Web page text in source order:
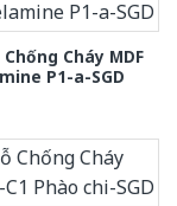
Cháy MDF
P1-a-SGD